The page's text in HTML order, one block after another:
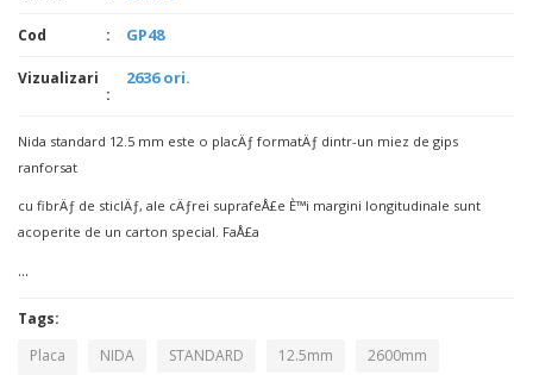
Cod GP48
Vizualizari 2636 ori.
Nida standard 12.5 mm este o placÄƒ formatÄƒ dintr-un miez de gips
ranforsat
cu fibrÄƒ de sticlÄƒ, ale cÄƒrei suprafeÅ£e È™i margini longitudinale sunt
acoperite de un carton special. FaÅ£a
...
Tags:
Placa
NIDA STANDARD 12.5mm
2600mm